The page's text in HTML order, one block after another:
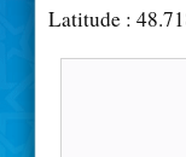
Latitude :